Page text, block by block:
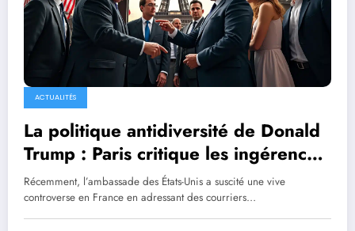
ACTUALITÉS
La politique antidiversité de Donald
Trump : Paris critique les ingérences
américaines jugées « inacceptables »
sur les entreprises françaises
Récemment, l’ambassade des États-Unis a suscité une vive
controverse en France en adressant des courriers…